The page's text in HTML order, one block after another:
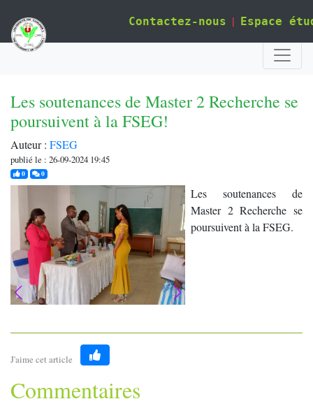
Contactez-nous | Espace
Les soutenances de Master 2 Recherche se
poursuivent à la FSEG!
Auteur : FSEG
publié le : 26-09-2024 19:45
0j'aime0commentaires
Les soutenances de
Master 2 Recherche se
poursuivent à la FSEG.
J'aime cet article
Like
Commentaires